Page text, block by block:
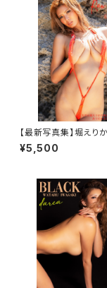
【最新写真集】堀えり
kin」
¥5,500